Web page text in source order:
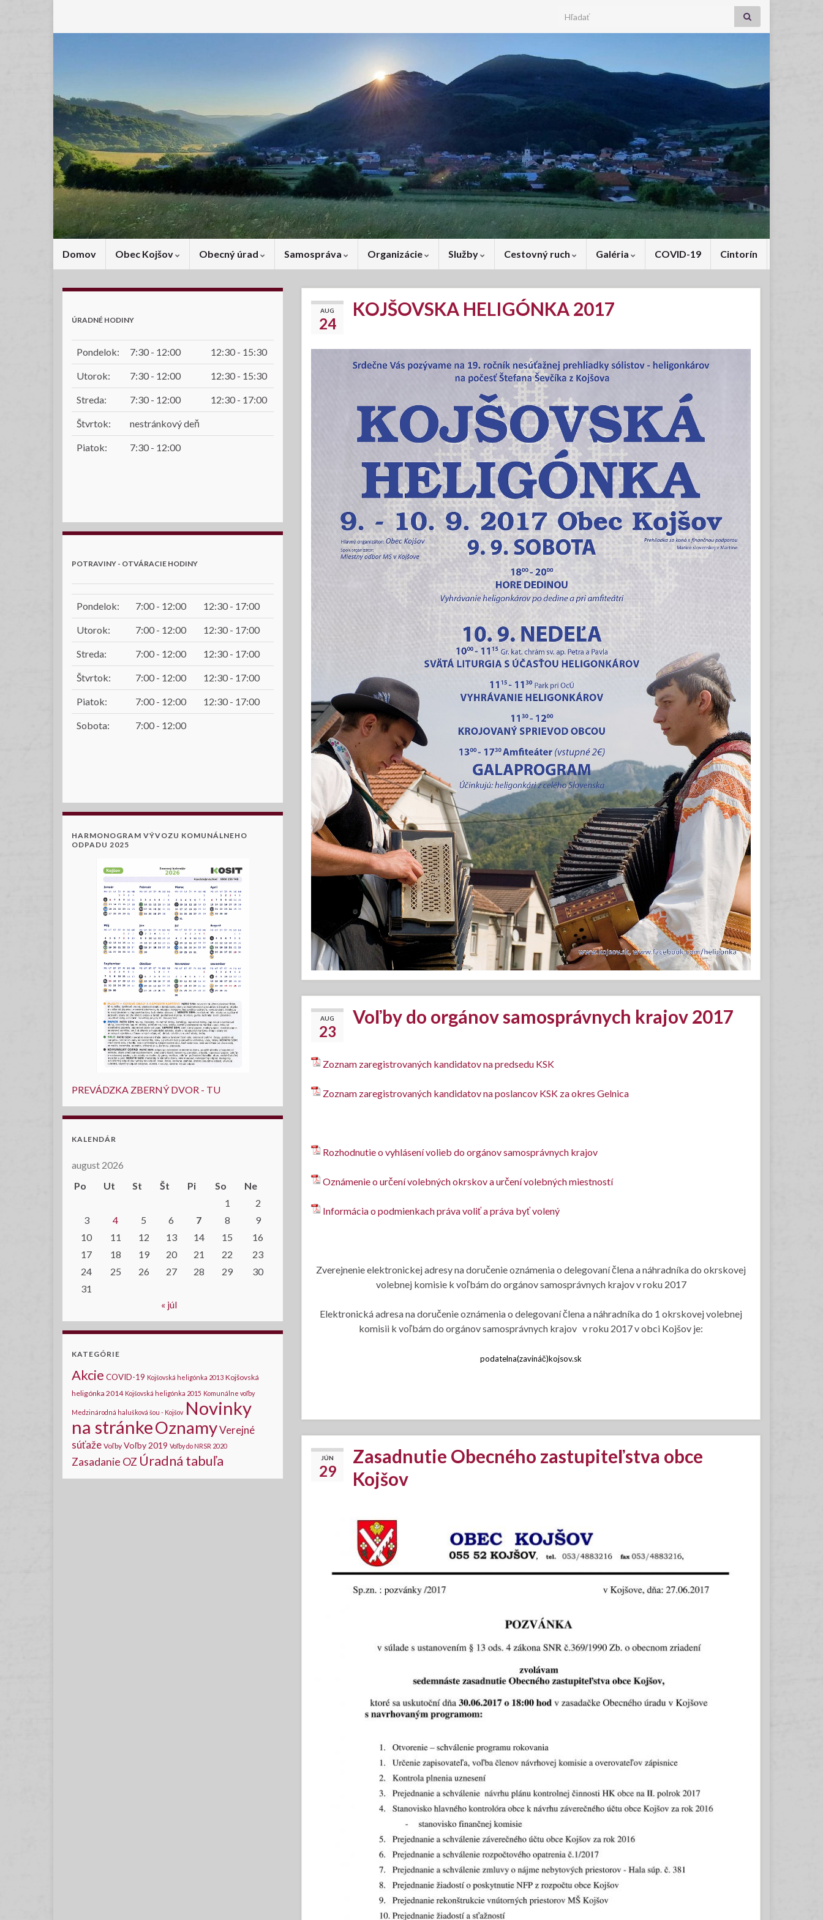
Search for:
Domov Obec Kojšov Obecný úrad Samospráva Organizácie Služby Cestovný ruch Galéria COVID-19 Cintorín
AUG
24
KOJŠOVSKA HELIGÓNKA 2017
AUG
23
Voľby do orgánov samosprávnych krajov 2017
Zoznam zaregistrovaných kandidatov na predsedu KSK
Zoznam zaregistrovaných kandidatov na poslancov KSK za okres Gelnica
Rozhodnutie o vyhlásení volieb do orgánov samosprávnych krajov
Oznámenie o určení volebných okrskov a určení volebných miestností
Informácia o podmienkach práva voliť a práva byť volený
Zverejnenie elektronickej adresy na doručenie oznámenia o delegovaní člena a náhradníka do okrskovej
volebnej komisie k voľbám do orgánov samosprávnych krajov v roku 2017
Elektronická adresa na doručenie oznámenia o delegovaní člena a náhradníka do 1 okrskovej volebnej
komisii k voľbám do orgánov samosprávnych krajov v roku 2017 v obci Kojšov je:
podatelna(zavináč)kojsov.sk
JÚN
29
Zasadnutie Obecného zastupiteľstva obce
Kojšov
ÚRADNÉ HODINY
Pondelok: 7:30 - 12:00 12:30 - 15:30
Utorok: 7:30 - 12:00 12:30 - 15:30
Streda: 7:30 - 12:00 12:30 - 17:00
Štvrtok: nestránkový deň
Piatok: 7:30 - 12:00
POTRAVINY - OTVÁRACIE HODINY
Pondelok: 7:00 - 12:00 12:30 - 17:00
Utorok: 7:00 - 12:00 12:30 - 17:00
Streda: 7:00 - 12:00 12:30 - 17:00
Štvrtok: 7:00 - 12:00 12:30 - 17:00
Piatok: 7:00 - 12:00 12:30 - 17:00
Sobota: 7:00 - 12:00
HARMONOGRAM VÝVOZU KOMUNÁLNEHO
ODPADU 2025
PREVÁDZKA ZBERNÝ DVOR - TU
KALENDÁR
august 2026
Po
Ut St Št Pi So
Ne
1
2
3
4 5 6 7 8
9
10
11 12 13 14 15
16
17
18 19 20 21 22
23
24
25 26 27 28 29
30
31
« júl
KATEGÓRIE
Akcie COVID-19 Kojšovská heligónka 2013 Kojšovská
heligónka 2014 Kojšovská heligónka 2015 Komunálne voľby
Medzinárodná halušková šou - Kojšov Novinky
na stránkeOznamyVerejné
súťaže Voľby Voľby 2019 Voľby do NRSR 2020
Zasadanie OZ Úradná tabuľa